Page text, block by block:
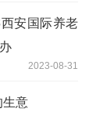
安国际养老
2023-08-31
生意